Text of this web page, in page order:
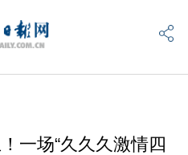
一场“久久久激情四